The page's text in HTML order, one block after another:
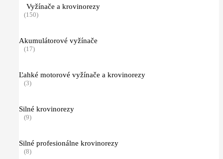
Vyžínače a krovinorezy
(150)
Akumulátorové vyžínače
(17)
Ľahké motorové vyžínače a krovinorezy
(3)
Silné krovinorezy
(9)
Silné profesionálne krovinorezy
(8)